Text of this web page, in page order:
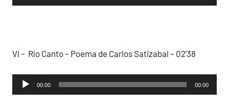
de
VI – Río Canto – Poema de Carlos Satizabal – 02’38
Reproductor
de
00:00 00:00